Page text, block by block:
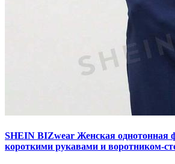
SHEIN BIZwear Женская однотонная
короткими рукавами и воротником-